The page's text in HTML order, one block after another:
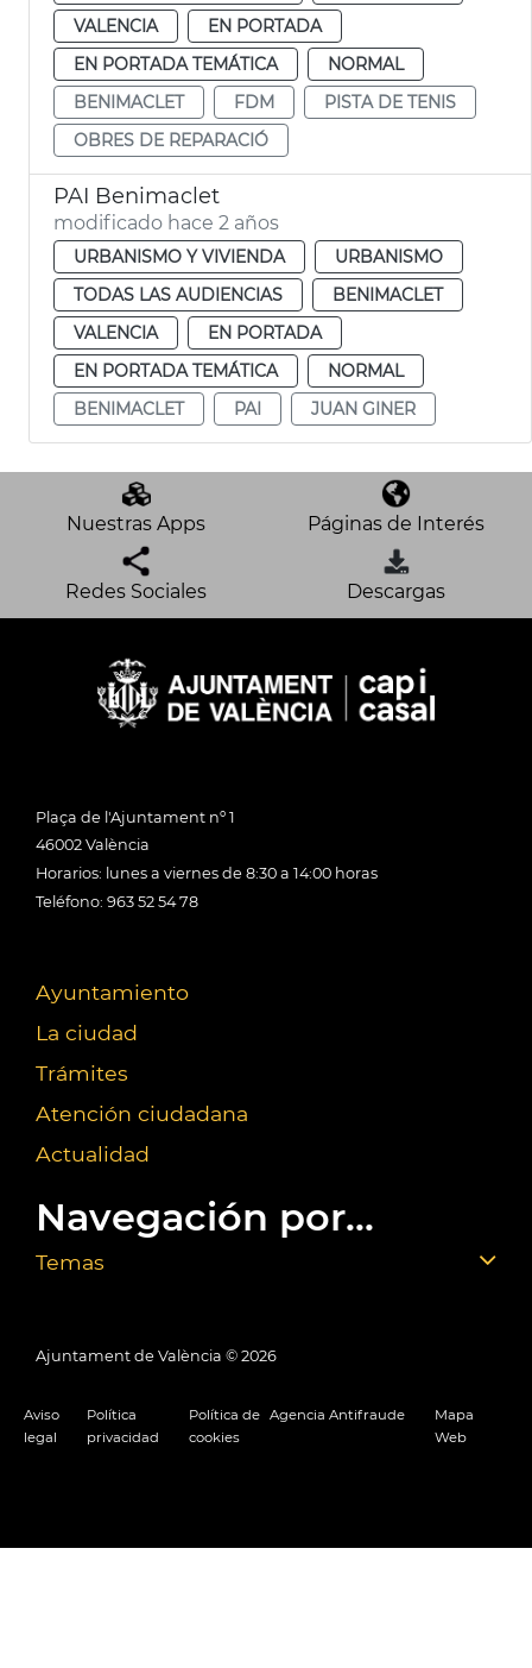
VALENCIA
EN PORTADA
EN PORTADA TEMÁTICA
NORMAL
BENIMACLET
FDM
PISTA DE TENIS
OBRES DE REPARACIÓ
PAI Benimaclet
modificado hace 2 años
URBANISMO Y VIVIENDA
URBANISMO
TODAS LAS AUDIENCIAS
BENIMACLET
VALENCIA
EN PORTADA
EN PORTADA TEMÁTICA
NORMAL
BENIMACLET
PAI JUAN GINER
Nuestras Apps Páginas de Interés
Redes Sociales Descargas
Plaça de l'Ajuntament nº 1
46002 València
Horarios: lunes a viernes de 8:30 a 14:00 horas
Teléfono: 963 52 54 78
Ayuntamiento
La ciudad
Trámites
Atención ciudadana
Actualidad
Navegación por...
Temas
Ajuntament de València © 2026
Aviso
legal
Política
privacidad
Política de
cookies
Agencia Antifraude
Mapa
Web